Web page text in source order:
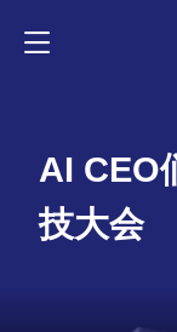
AI CEO
技大会